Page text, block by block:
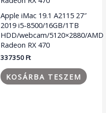
Apple iMac 19.1 A2115 27″
2019 i5-8500/16GB/1TB
HDD/webcam/5120×2880/AMD
Radeon RX 470
337350Ft
KOSÁRBA TESZEM